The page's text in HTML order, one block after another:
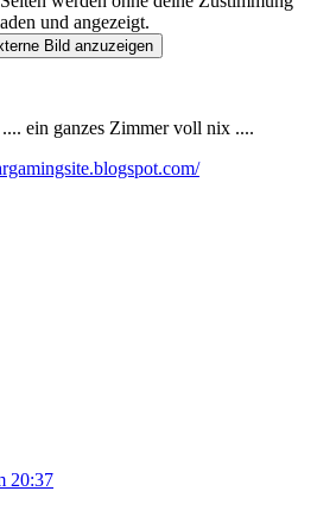
und angezeigt.
Bild anzuzeigen
ein ganzes Zimmer voll nix ....
20:37